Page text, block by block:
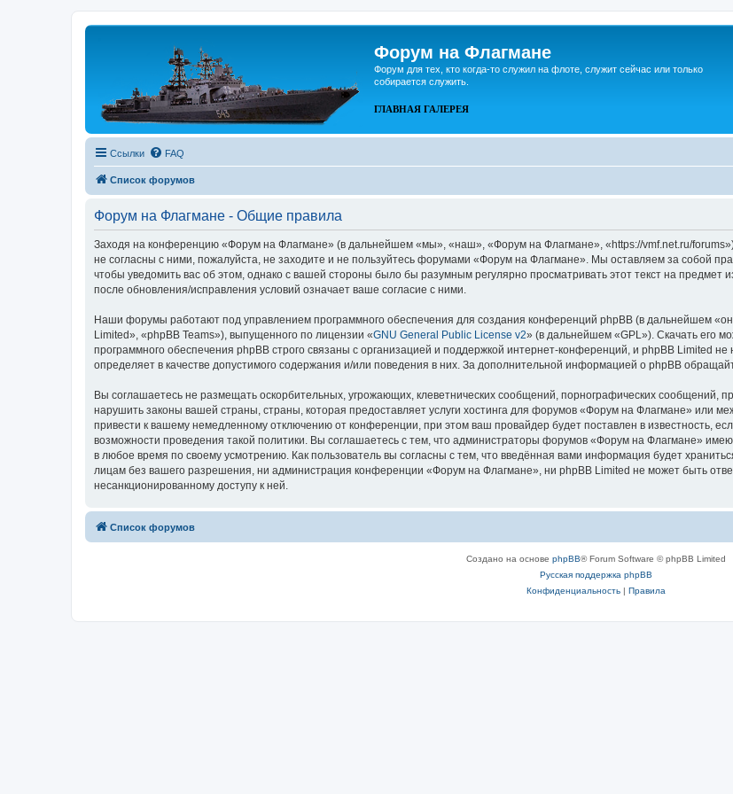
Форум на Флагмане
Форум для тех, кто когда-то служил на флоте, служит сейчас или только
собирается служить.
ГЛАВНАЯ ГАЛЕРЕЯ
Ссылки FAQ
Список форумов
Форум на Флагмане - Общие правила
Заходя на конференцию «Форум на Флагмане» (в дальнейшем «мы», «наш», «Форум на Флагмане», «https://vmf.net.ru/
не согласны с ними, пожалуйста, не заходите и не пользуйтесь форумами «Форум на Флагмане». Мы оставляем за собой
чтобы уведомить вас об этом, однако с вашей стороны было бы разумным регулярно просматривать этот текст на
после обновления/исправления условий означает ваше согласие с ними.
Наши форумы работают под управлением программного обеспечения для создания конференций phpBB (в дальнейшем
Limited», «phpBB Teams»), выпущенного по лицензии «GNU General Public License v2» (в дальнейшем «GPL»). Скачать его
программного обеспечения phpBB строго связаны с организацией и поддержкой интернет-конференций, и phpBB Limited
определяет в качестве допустимого содержания и/или поведения в них. За дополнительной информацией о phpBB
Вы соглашаетесь не размещать оскорбительных, угрожающих, клеветнических сообщений, порнографических сообщений,
нарушить законы вашей страны, страны, которая предоставляет услуги хостинга для форумов «Форум на Флагмане» или
привести к вашему немедленному отключению от конференции, при этом ваш провайдер будет поставлен в известность,
возможности проведения такой политики. Вы соглашаетесь с тем, что администраторы форумов «Форум на Флагмане»
в любое время по своему усмотрению. Как пользователь вы согласны с тем, что введённая вами информация будет
лицам без вашего разрешения, ни администрация конференции «Форум на Флагмане», ни phpBB Limited не может быть
несанкционированному доступу к ней.
Список форумов
Создано на основе phpBB® Forum Software © phpBB Limited
Русская поддержка phpBB
Конфиденциальность| Правила